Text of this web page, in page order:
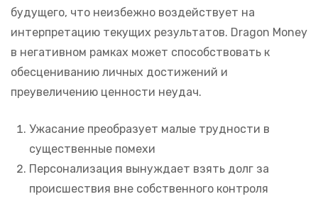
будущего, что неизбежно воздействует на
интерпретацию текущих результатов. Dragon Money
в негативном рамках может способствовать к
обесцениванию личных достижений и
преувеличению ценности неудач.
Ужасание преобразует малые трудности в
существенные помехи
Персонализация вынуждает взять долг за
происшествия вне собственного контроля